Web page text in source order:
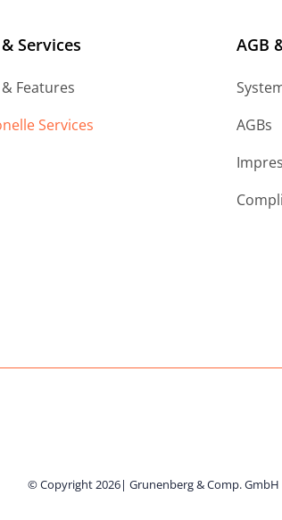
Services
Features
Services
AGB
AGBs
© Copyright 2026| Grunenberg & Comp.